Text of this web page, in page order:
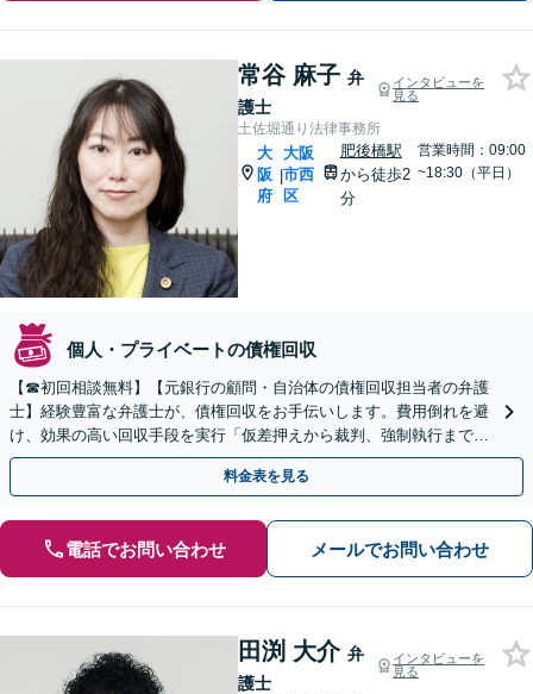
常谷 麻子 弁
護士
インタビューを
見る
土佐堀通り法律事務所
大
阪
府
|
大阪
市西
区
肥後橋駅
から徒歩2
分
営業時間：09:00
~18:30（平日）
個人・プライベートの債権回収
【☎︎初回相談無料】【元銀行の顧問・自治体の債権回収担当者の弁護
士】経験豊富な弁護士が、債権回収をお手伝いします。費用倒れを避
け、効果の高い回収手段を実行「仮差押えから裁判、強制執行まです
べて対応」未払いの売掛金／制作費・開発費／家賃滞納
料金表を見る
電話でお問い合わせ メールでお問い合わせ
田渕 大介 弁
護士
インタビューを
見る